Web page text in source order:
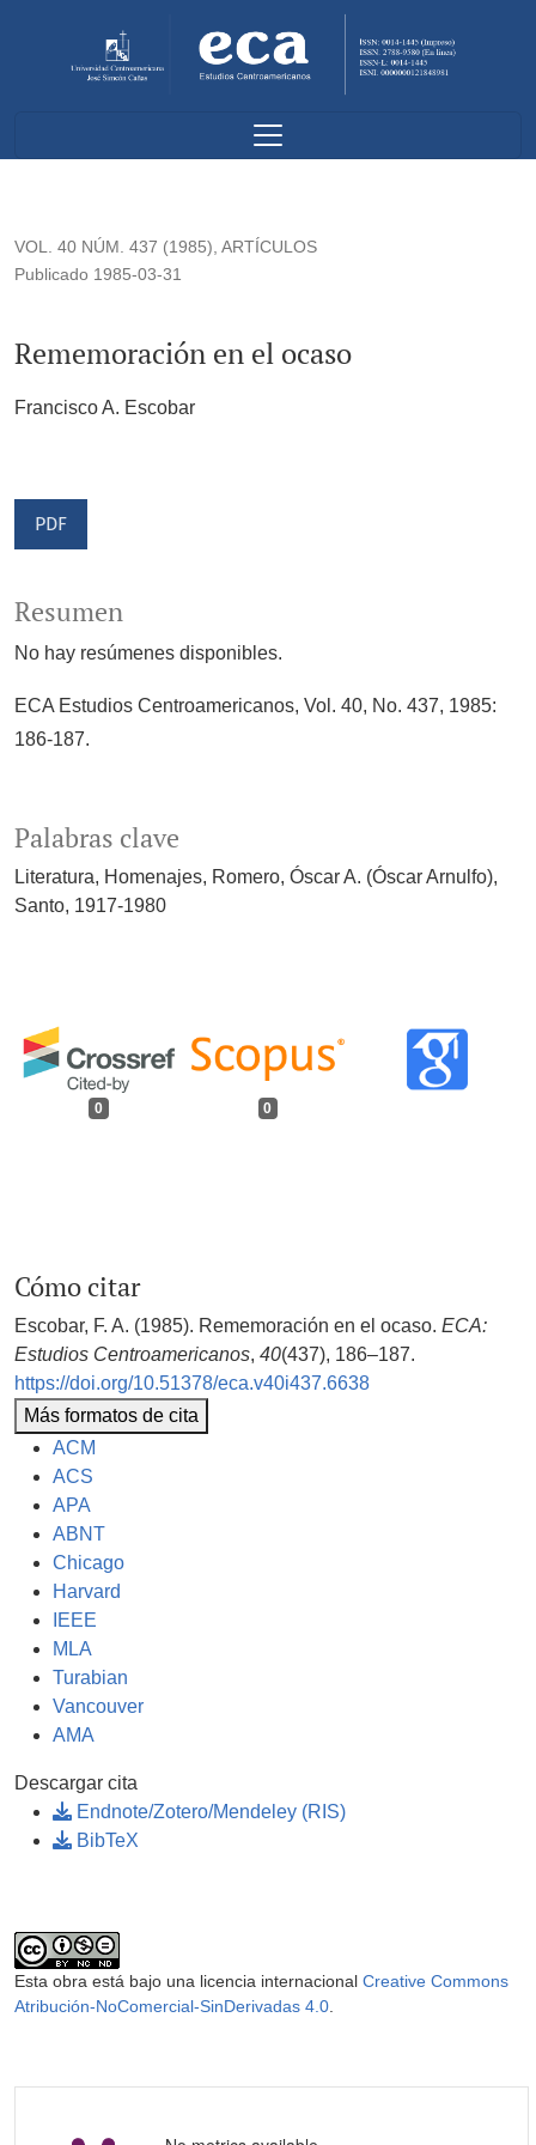
VOL. 40 NÚM. 437 (1985) ARTÍCULOS
Rememoración en el ocaso
Publicado 1985-03-31
Francisco A. Escobar
PDF
Palabras clave
Literatura Homenajes Romero, Óscar A. (Óscar Arnulfo),
Santo, 1917-1980
0 0
Cómo citar
Escobar, F. A. (1985). Rememoración en el ocaso. ECA:
Estudios Centroamericanos, 40(437), 186–187.
https://doi.org/10.51378/eca.v40i437.6638
Más formatos de cita
ACM
ACS
APA
ABNT
Chicago
Harvard
IEEE
MLA
Turabian
Vancouver
AMA
Descargar cita
Endnote/Zotero/Mendeley (RIS)
BibTeX
Resumen
No hay resúmenes disponibles.
ECA Estudios Centroamericanos, Vol. 40, No. 437, 1985:
186-187.
Esta obra está bajo una licencia internacional Creative Commons
Atribución-NoComercial-SinDerivadas 4.0